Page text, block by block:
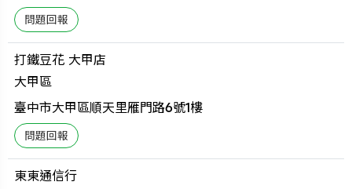
打鐵豆花 大甲店
大甲區
臺中市大甲區順天里雁門路6號1樓
東東通信行